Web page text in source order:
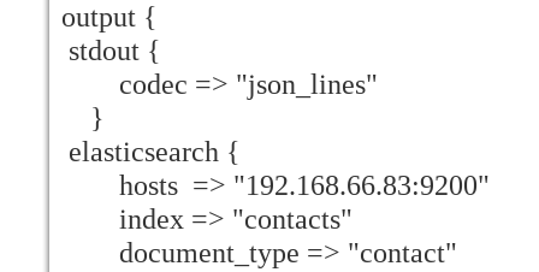
output {
stdout {
codec => "json_lines"
}
elasticsearch {
hosts => "192.168.66.83:9200"
index => "contacts"
document_type => "contact"